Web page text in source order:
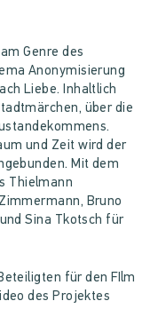
Genre des
Anonymisierung
Liebe. Inhaltlich
über die
und Zeit wird der
Mit dem
Thielmann
Bruno
Sina Tkotsch für
für den FIlm
des Projektes